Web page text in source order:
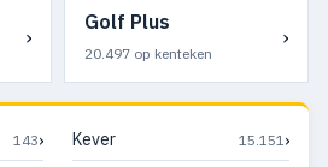
›
Golf Plus
20.497 op kenteken
›
143› Kever 15.151 ›